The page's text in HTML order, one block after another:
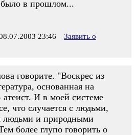
было в прошлом...
23:46
Заявить о
говорите. "Воскрес из
основанная на
И в моей системе
что случается с людьми,
людьми и природными
более глупо говорить о